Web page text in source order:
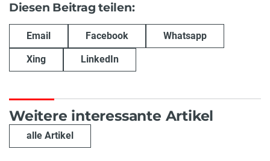
Diesen Beitrag teilen:
Email Facebook Whatsapp
Xing LinkedIn
Weitere interessante Artikel
alle Artikel